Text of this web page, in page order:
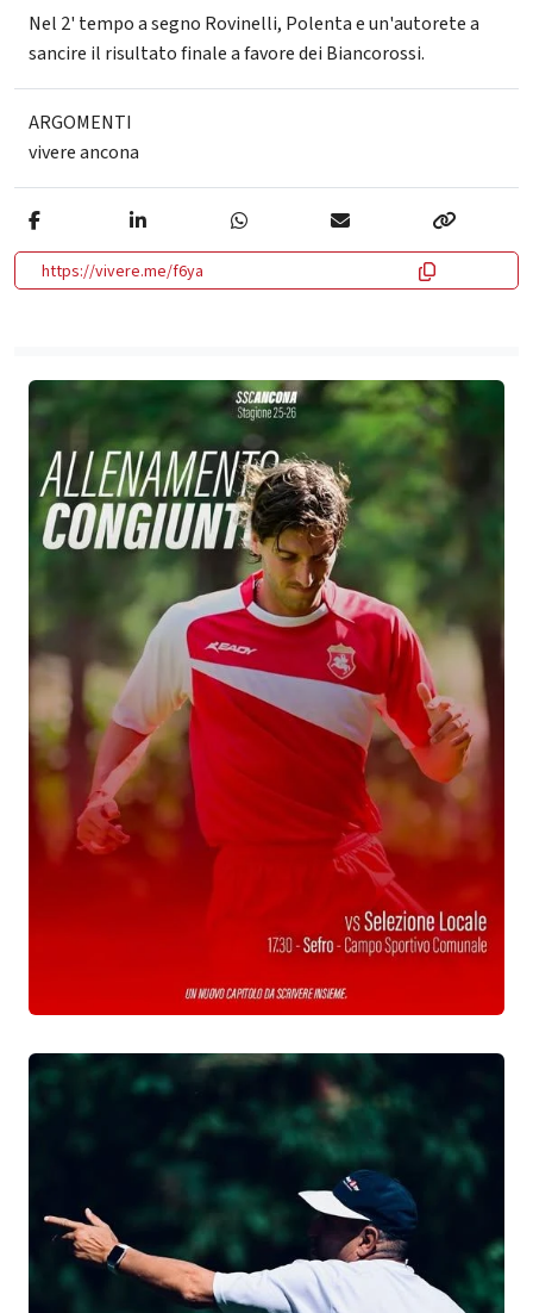
Nel 2' tempo a segno Rovinelli, Polenta e un'autorete a
sancire il risultato finale a favore dei Biancorossi.
ARGOMENTI
vivere ancona
https://vivere.me/f6ya